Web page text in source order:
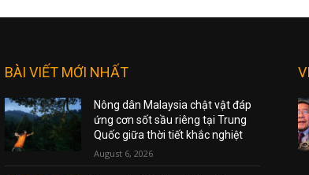
BÀI VIẾT MỚI NHẤT
Nông dân Malaysia chật vật đáp
ứng cơn sốt sầu riêng tại Trung
Quốc giữa thời tiết khắc nghiệt
August 6, 2026